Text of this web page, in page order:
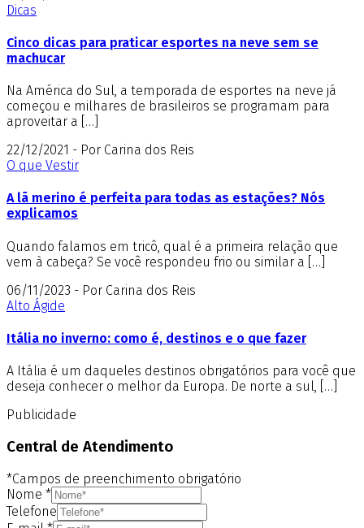
Dicas
Cinco dicas para praticar esportes na neve sem se
machucar
Na América do Sul, a temporada de esportes na neve já
começou e milhares de brasileiros se programam para
aproveitar a […]
22/12/2021 - Por Carina dos Reis
O que Vestir
A lã merino é perfeita para todas as estações? Nós
explicamos
Quando falamos em tricô, qual é a primeira relação que
vem à cabeça? Se você respondeu frio ou similar a […]
06/11/2023 - Por Carina dos Reis
Alto Ágide
Itália no inverno: como é, destinos e o que fazer
A Itália é um daqueles destinos obrigatórios para você que
deseja conhecer o melhor da Europa. De norte a sul, […]
Publicidade
Central de Atendimento
*Campos de preenchimento obrigatório
Nome *
Telefone